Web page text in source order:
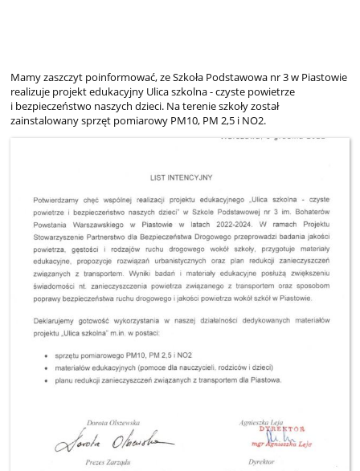
Mamy zaszczyt poinformować, ze Szkoła Podstawowa nr 3 w Piastowie
realizuje projekt edukacyjny Ulica szkolna - czyste powietrze
i bezpieczeństwo naszych dzieci. Na terenie szkoły został
zainstalowany sprzęt pomiarowy PM10, PM 2,5 i NO2.